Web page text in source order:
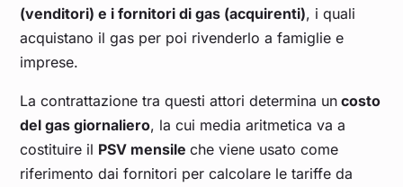
Giugno 2023 0,355
Marzo 2023 0,498
(venditori) e i fornitori di gas (acquirenti), i quali
acquistano il gas per poi rivenderlo a famiglie e
imprese.
La contrattazione tra questi attori determina un costo
del gas giornaliero, la cui media aritmetica va a
costituire il PSV mensileche viene usato come
riferimento dai fornitori per calcolare le tariffe da